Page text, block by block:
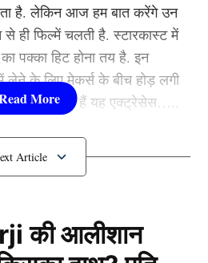
पाटीदार की बात करें तो आईपीएल
एक्सपीरिएंस है। हालांकि इससे
की जिम्मेदारी संभाल चुके है।
हसन नवाज में आई कोहली की
को 9 विकेट से दिलाई जीत
की टक्कर
है. लेकिन आज हम बात करेंगे उन
से ही फिल्में चलती है. स्टारकास्ट में
पक्का हिट होना तय है. इन
लेने के लिए मेकर्स के बीच होड़ लगी
हैं कौन-कौन हैं यह एक्ट्रेसेस…..
की यह हसीनाएं?
की आलीशान